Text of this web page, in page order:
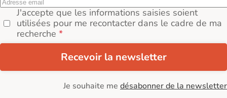
J'accepte que les informations saisies soient
utilisées pour me recontacter dans le cadre de ma
recherche
Recevoir la newsletter
Je souhaite me désabonner de la newsletter